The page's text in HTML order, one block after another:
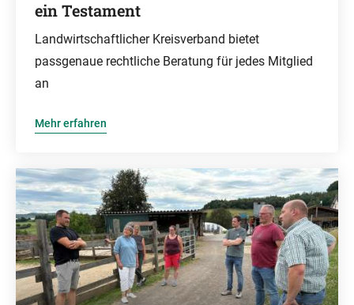
ein Testament
Landwirtschaftlicher Kreisverband bietet
passgenaue rechtliche Beratung für jedes Mitglied
an
Mehr erfahren